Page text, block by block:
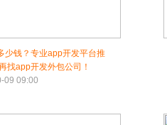
少钱？专业app开发平台推
找app开发外包公司！
09 09:00